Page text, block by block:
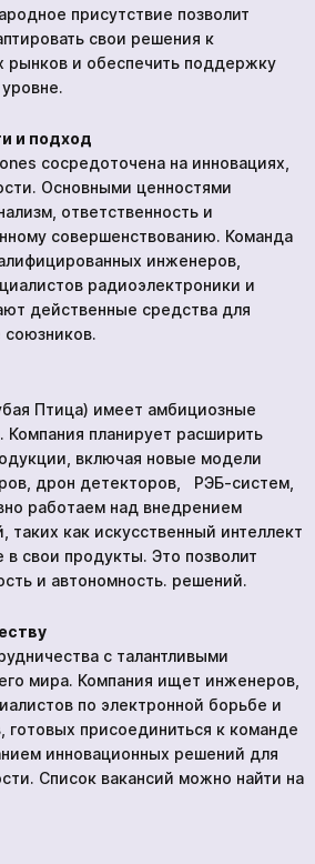
присутствие позволит
свои решения к
рынков и обеспечить поддержку
и подход
сосредоточена на инновациях,
Основными ценностями
ответственность и
совершенствованию. Команда
инженеров,
радиоэлектроники и
действенные средства для
Птица) имеет амбициозные
планирует расширить
включая новые модели
дрон детекторов, РЭБ-систем,
работаем над внедрением
таких как искусственный интеллект
свои продукты. Это позволит
и автономность. решений.
с талантливыми
мира. Компания ищет инженеров,
по электронной борьбе и
готовых присоединиться к команде
инновационных решений для
Список вакансий можно найти на